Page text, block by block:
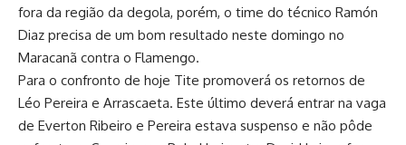
fora da região da degola, porém, o time do técnico Ramón
Diaz precisa de um bom resultado neste domingo no
Maracanã contra o Flamengo.
Para o confronto de hoje Tite promoverá os retornos de
Léo Pereira e Arrascaeta. Este último deverá entrar na vaga
de Everton Ribeiro e Pereira estava suspenso e não pôde